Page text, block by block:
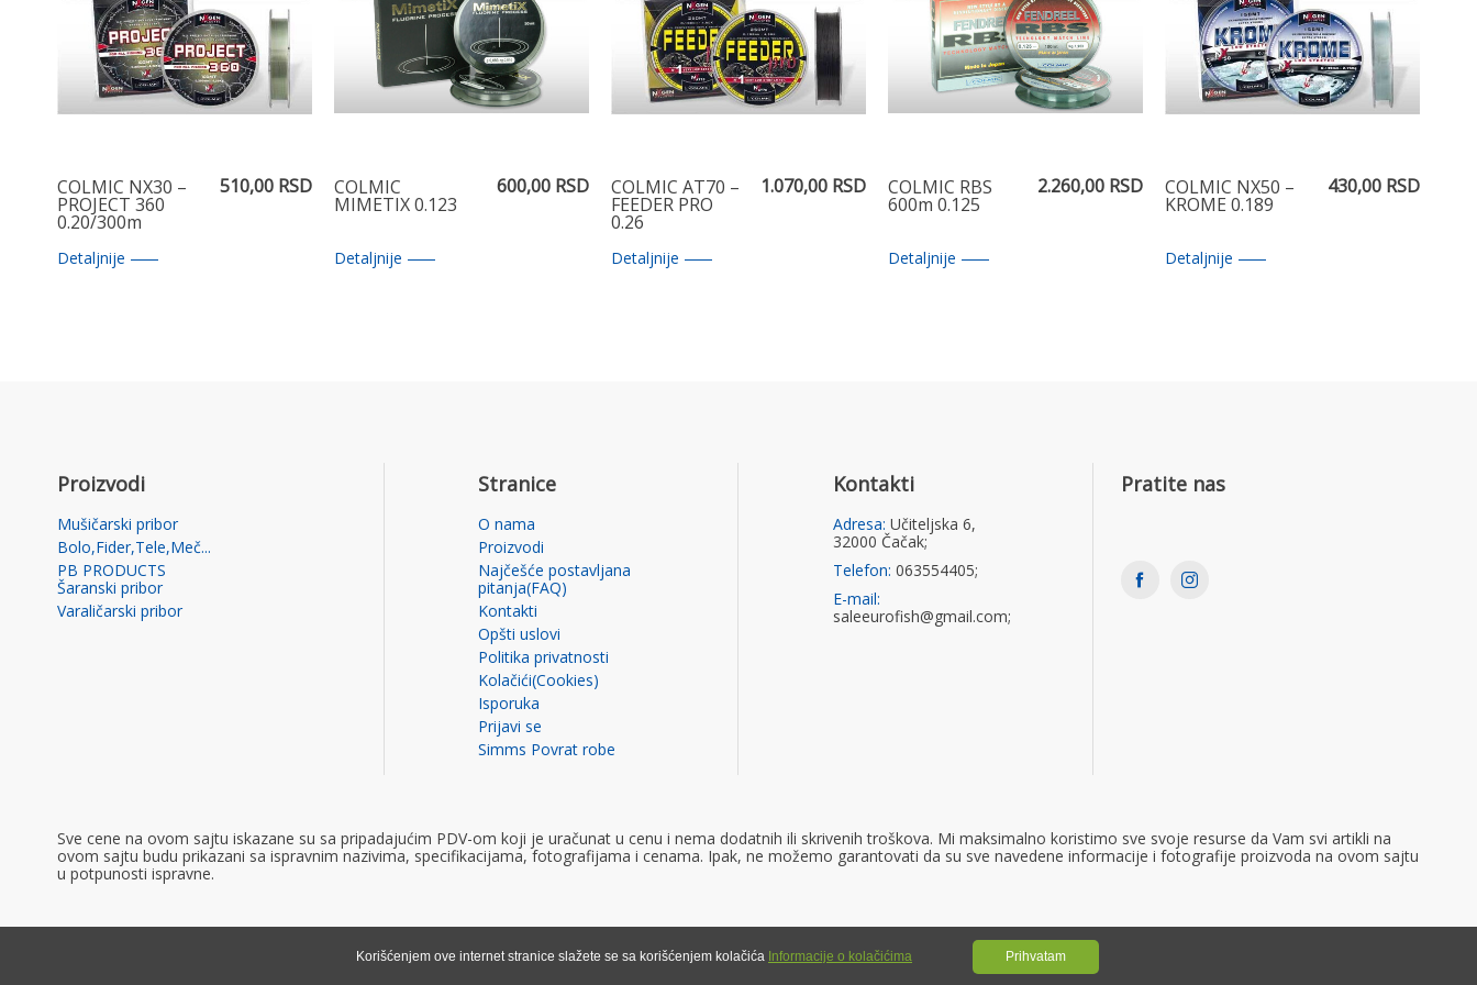
COLMIC NX30 –
PROJECT 360
0.20/300m
510,00 RSD
Detaljnije
COLMIC
MIMETIX 0.123
600,00 RSD
Detaljnije
COLMIC AT70 –
FEEDER PRO
0.26
1.070,00 RSD
Detaljnije
COLMIC RBS
600m 0.125
2.260,00 RSD
Detaljnije
COLMIC NX50 –
KROME 0.189
430,00 RSD
Detaljnije
Proizvodi
Mušičarski pribor
Bolo,Fider,Tele,Meč...
PB PRODUCTS
Šaranski pribor
Varaličarski pribor
Stranice
O nama
Proizvodi
Najčešće postavljana
pitanja(FAQ)
Kontakti
Opšti uslovi
Politika privatnosti
Kolačići(Cookies)
Isporuka
Prijavi se
Simms Povrat robe
Kontakti
Adresa: Učiteljska 6,
32000 Čačak;
Telefon: 063554405;
E-mail:
saleeurofish@gmail.com;
Pratite nas
Sve cene na ovom sajtu iskazane su sa pripadajućim PDV-om koji je uračunat u cenu i nema dodatnih ili skrivenih troškova. Mi maksimalno koristimo sve svoje resurse da Vam svi artikli na
ovom sajtu budu prikazani sa ispravnim nazivima, specifikacijama, fotografijama i cenama. Ipak, ne možemo garantovati da su sve navedene informacije i fotografije proizvoda na ovom sajtu
u potpunosti ispravne.
Korišćenjem ove internet stranice slažete se sa korišćenjem kolačića Informacije o kolačićima Prihvatam